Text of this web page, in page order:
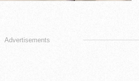
Advertisements